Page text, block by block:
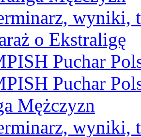
wyniki,
o Ekstraligę
Puchar
Puchar
Mężczyzn
wyniki,